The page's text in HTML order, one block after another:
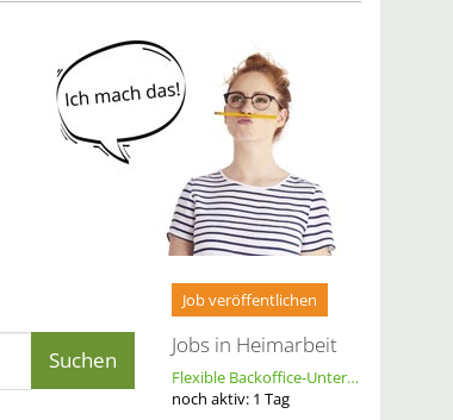
Job veröffentlichen
Jobs in Heimarbeit
Flexible Backoffice-Unterstützung im Homeoffice (m/w/d)
noch aktiv: 1 Tag